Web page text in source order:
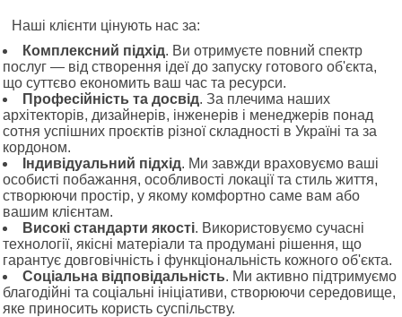
Наші клієнти цінують нас за:
Комплексний підхід. Ви отримуєте повний спектр
послуг — від створення ідеї до запуску готового об'єкта,
що суттєво економить ваш час та ресурси.
Професійність та досвід. За плечима наших
архітекторів, дизайнерів, інженерів і менеджерів понад
сотня успішних проєктів різної складності в Україні та за
кордоном.
Індивідуальний підхід. Ми завжди враховуємо ваші
особисті побажання, особливості локації та стиль життя,
створюючи простір, у якому комфортно саме вам або
вашим клієнтам.
Високі стандарти якості. Використовуємо сучасні
технології, якісні матеріали та продумані рішення, що
гарантує довговічність і функціональність кожного об'єкта.
Соціальна відповідальність. Ми активно підтримуємо
благодійні та соціальні ініціативи, створюючи середовище,
яке приносить користь суспільству.